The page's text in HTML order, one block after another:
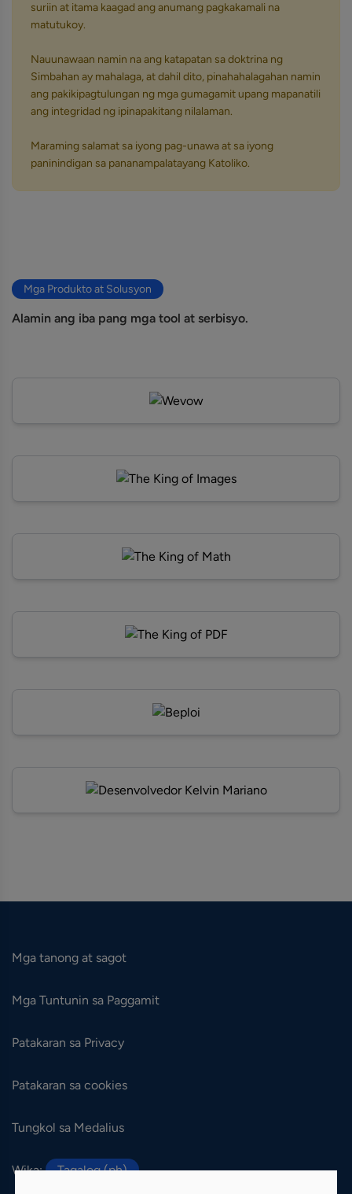
suriin at itama kaagad ang anumang pagkakamali na
matutukoy.
Nauunawaan namin na ang katapatan sa doktrina ng
Simbahan ay mahalaga, at dahil dito, pinahahalagahan namin
ang pakikipagtulungan ng mga gumagamit upang mapanatili
ang integridad ng ipinapakitang nilalaman.
Maraming salamat sa iyong pag-unawa at sa iyong
paninindigan sa pananampalatayang Katoliko.
Mga Produkto at Solusyon
Alamin ang iba pang mga tool at serbisyo.
Mga tanong at sagot
Mga Tuntunin sa Paggamit
Patakaran sa Privacy
Patakaran sa cookies
Tungkol sa Medalius
Wika: Tagalog (ph)